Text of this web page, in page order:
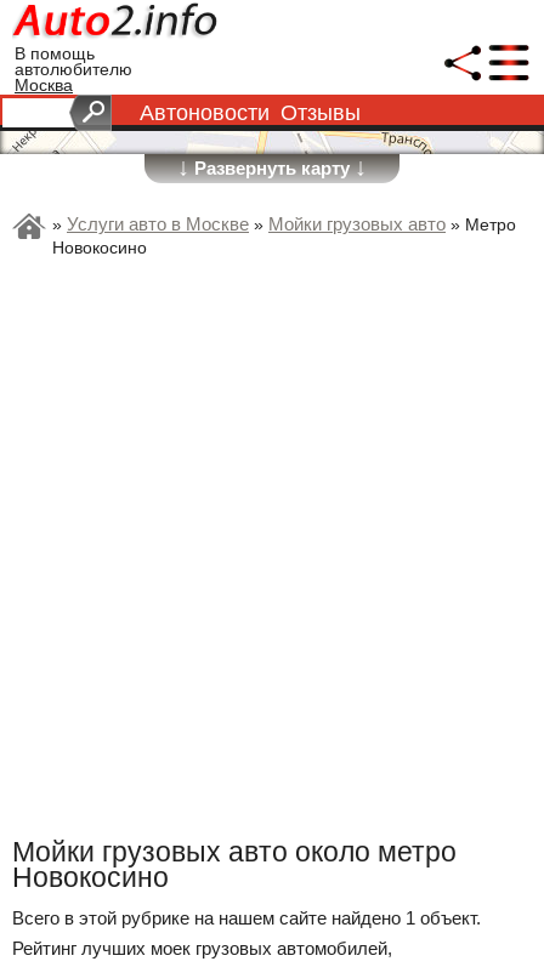
В помощь
автолюбителю
Москва
Автоновости Отзывы
↓Развернуть карту↓
» Услуги авто в Москве » Мойки грузовых авто » Метро
Новокосино
Мойки грузовых авто около метро
Новокосино
Всего в этой рубрике на нашем сайте найдено 1 объект.
Рейтинг лучших моек грузовых автомобилей,